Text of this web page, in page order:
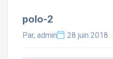
polo-2
Par, admin 28 juin 2018